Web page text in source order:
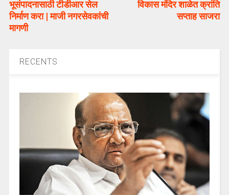
भूसंपादनासाठी टीडीआर सेल
निर्माण करा | माजी नगरसेवकांची
मागणी
विकास मंदिर शाळेत क्रांति
सप्ताह साजरा
RECENTS